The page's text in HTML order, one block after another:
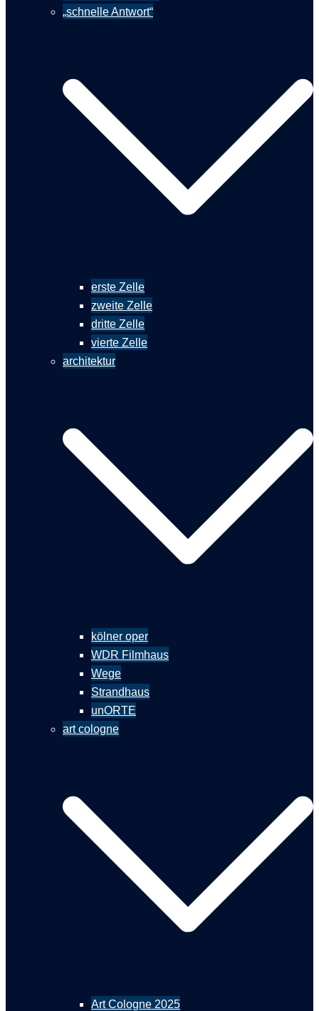
„schnelle Antwort“
erste Zelle
zweite Zelle
dritte Zelle
vierte Zelle
architektur
kölner oper
WDR Filmhaus
Wege
Strandhaus
unORTE
art cologne
Art Cologne 2025